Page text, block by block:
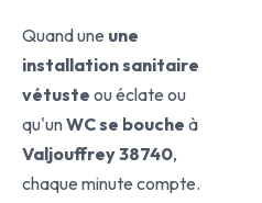
Quand une une
installation sanitaire
vétuste ou éclate ou
qu'unWC se bouche à
Valjouffrey 38740,
chaque minute compte.